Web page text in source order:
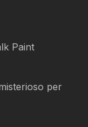
Paint
per